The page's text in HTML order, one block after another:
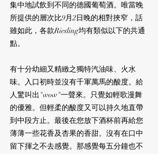
集中地試飲到不同的德國葡萄酒。唯當晚
所提供的層次比9月2日晚的相對挾窄，話
雖如此，各款Riesling均有類似以下的共通
點。
有十分幼細又精緻之獨特汽油味、火水
味。入口初時並沒有千軍萬馬的酸度。給
人驚叫出"wow"一聲來。只覺如輕歌漫舞
的優雅。但輕柔的酸度又可以持久地直帶
到中段方止。最後在您放下酒杯前再給您
薄薄一些花香及杏果的香甜。沒有在口中
留下揮之不去感覺。那感覺每五分鐘也不